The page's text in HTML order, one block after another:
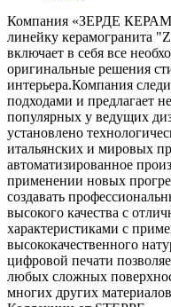
Компания «ЗЕРДЕ
линейку керамогранита
включает в себя все
оригинальные решения
интерьера.Компания
подходами и предлагает
популярных у ведущих
установлено
итальянских и мировых
автоматизированное
применении новых
создавать
высокого качества с
характеристиками с
высококачественного
цифровой печати
любых сложных
многих других